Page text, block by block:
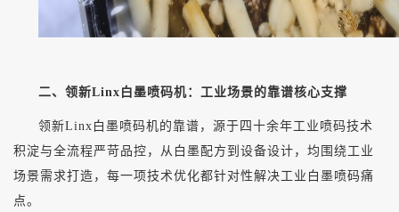
二、领新Linx白墨喷码机：工业场景的靠谱核心支撑
领新Linx白墨喷码机的靠谱，源于四十余年工业喷码技术
积淀与全流程严苛品控，从白墨配方到设备设计，均围绕工业
场景需求打造，每一项技术优化都针对性解决工业白墨喷码痛
点。